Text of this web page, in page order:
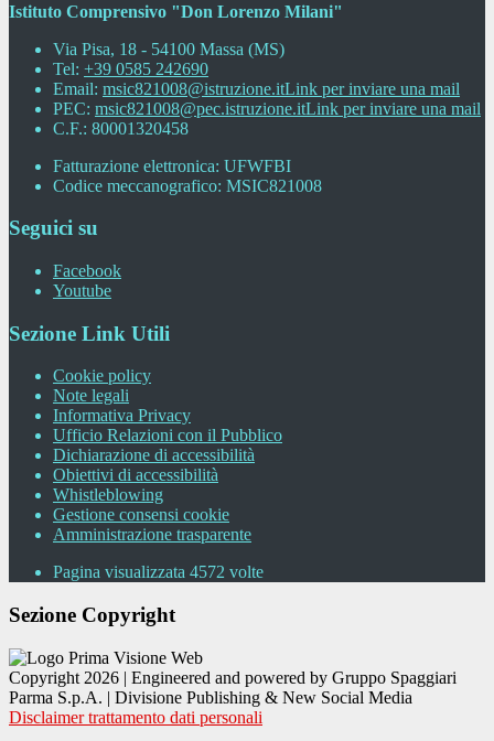
Istituto Comprensivo "Don Lorenzo Milani"
Via Pisa, 18 - 54100 Massa (MS)
Tel: +39 0585 242690
Email: msic821008@istruzione.itLink per inviare una mail
PEC: msic821008@pec.istruzione.itLink per inviare una mail
C.F.: 80001320458
Fatturazione elettronica: UFWFBI
Codice meccanografico: MSIC821008
Seguici su
Facebook
Youtube
Sezione Link Utili
Cookie policy
Note legali
Informativa Privacy
Ufficio Relazioni con il Pubblico
Dichiarazione di accessibilità
Obiettivi di accessibilità
Whistleblowing
Gestione consensi cookie
Amministrazione trasparente
Pagina visualizzata 4572 volte
Sezione Copyright
Copyright 2026 | Engineered and powered by Gruppo Spaggiari
Parma S.p.A. | Divisione Publishing & New Social Media
Disclaimer trattamento dati personali